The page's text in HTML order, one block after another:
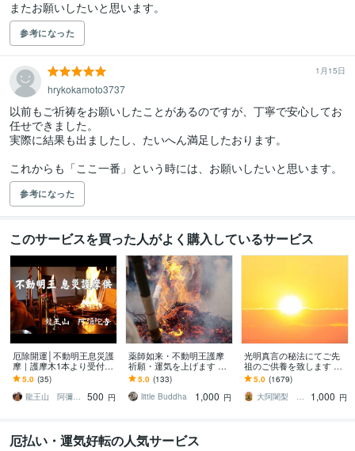
またお願いしたいと思います。
参考になった
1月15日
hrykokamoto3737
以前もご祈祷をお願いしたことがあるのですが、丁寧で安心してお
任せできました。
実際に結果も出ましたし、たいへん満足したおります。
これからも「ここ一番」という時には、お願いしたいと思います。
参考になった
このサービスを買った人がよく購入しているサービス
厄除開運│不動明王息災護
摩｜護摩木1本より受付ま
す 月に一度だけしかない
特別な機会
5.0 (35)
龍王山 阿彌陀寺（宗教法人 阿彌陀寺）
500 円
薬師如来・不動明王護摩
祈願・運気を上げます 煩
悩を清らかな願いに転
化、願い事を成就する力
を与えます
5.0 (133)
little Buddha
1,000 円
光明真言の秘法にてご先
祖のご供養を致します ご
先祖をご供養して運を開
きたい方、障りを除きた
い方に最適です
5.0 (1679)
大阿闍梨 行光坊昊正
1,000 円
厄払い・運気好転の人気サービス